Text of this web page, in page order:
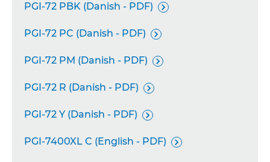
PGI-72 PBK (Danish - PDF) 
PGI-72 PC (Danish - PDF) 
PGI-72 PM (Danish - PDF) 
PGI-72 R (Danish - PDF) 
PGI-72 Y (Danish - PDF) 
PGI-7400XL C (English - PDF) 